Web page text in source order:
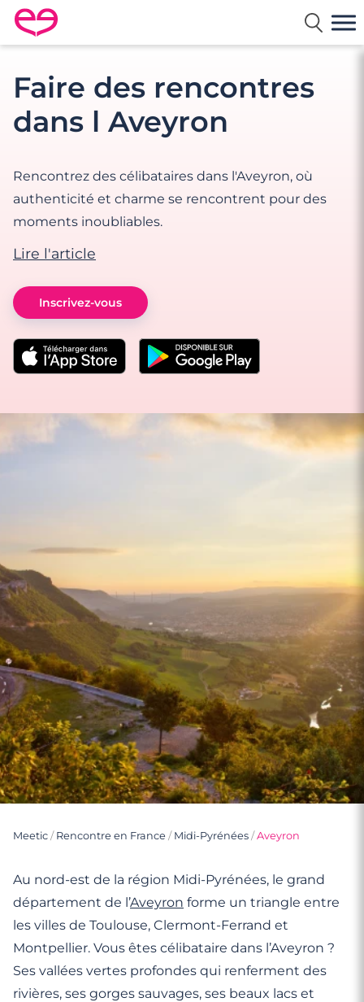
Rencontre en France avec Meetic
Faire des rencontres
dans l Aveyron
Rencontrez des célibataires dans l'Aveyron, où
authenticité et charme se rencontrent pour des
moments inoubliables.
Lire l'article
Inscrivez-vous
Meetic / Rencontre en France / Midi-Pyrénées /Aveyron
Au nord-est de la région Midi-Pyrénées, le grand
département de l’Aveyron forme un triangle entre
les villes de Toulouse, Clermont-Ferrand et
Montpellier. Vous êtes célibataire dans l’Aveyron ?
Ses vallées vertes profondes qui renferment des
rivières, ses gorges sauvages, ses beaux lacs et